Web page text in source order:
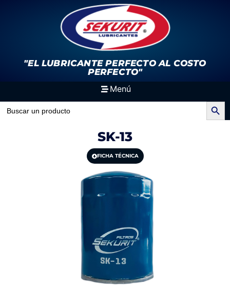
"EL LUBRICANTE PERFECTOAL COSTO
PERFECTO"
Menú
Search
for:
Search Button
SK-13
FICHA TÉCNICA